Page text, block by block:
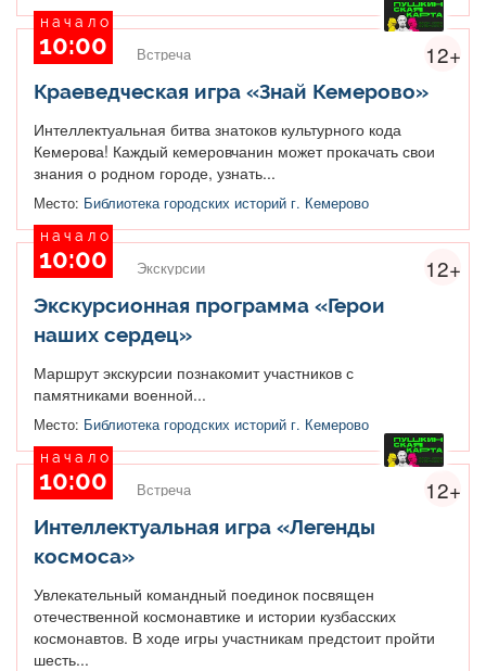
12+
начало
10:00 Встреча
Краеведческая игра «Знай Кемерово»
Интеллектуальная битва знатоков культурного кода
Кемерова! Каждый кемеровчанин может прокачать свои
знания о родном городе, узнать...
Место: Библиотека городских историй г. Кемерово
12+
начало
10:00 Экскурсии
Экскурсионная программа «Герои
наших сердец»
Маршрут экскурсии познакомит участников с
памятниками военной...
Место: Библиотека городских историй г. Кемерово
12+
начало
10:00 Встреча
Интеллектуальная игра «Легенды
космоса»
Увлекательный командный поединок посвящен
отечественной космонавтике и истории кузбасских
космонавтов. В ходе игры участникам предстоит пройти
шесть...